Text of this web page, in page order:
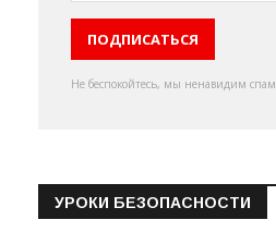
Не беспокойтесь, мы ненавидим спам
УРОКИ БЕЗОПАСНОСТИ